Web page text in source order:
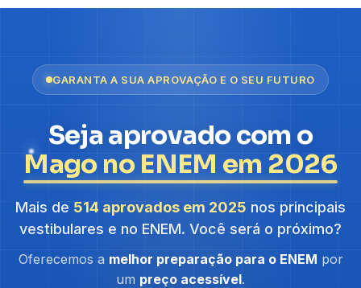
GARANTA A SUA APROVAÇÃO E O SEU FUTURO
Seja aprovado com o
Mago no ENEM em 2026
Mais de 514 aprovados em 2025 nos principais
vestibulares e no ENEM. Você será o próximo?
Oferecemos a melhor preparação para o ENEM por
um preço acessível.